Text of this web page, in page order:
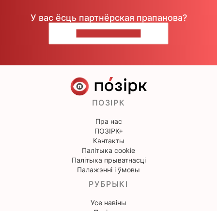
У вас ёсць партнёрская прапанова?
ПОЗІРК
Пра нас
ПОЗІРК+
Кантакты
Палітыка cookie
Палітыка прыватнасці
Палажэнні і ўмовы
РУБРЫКІ
Усе навіны